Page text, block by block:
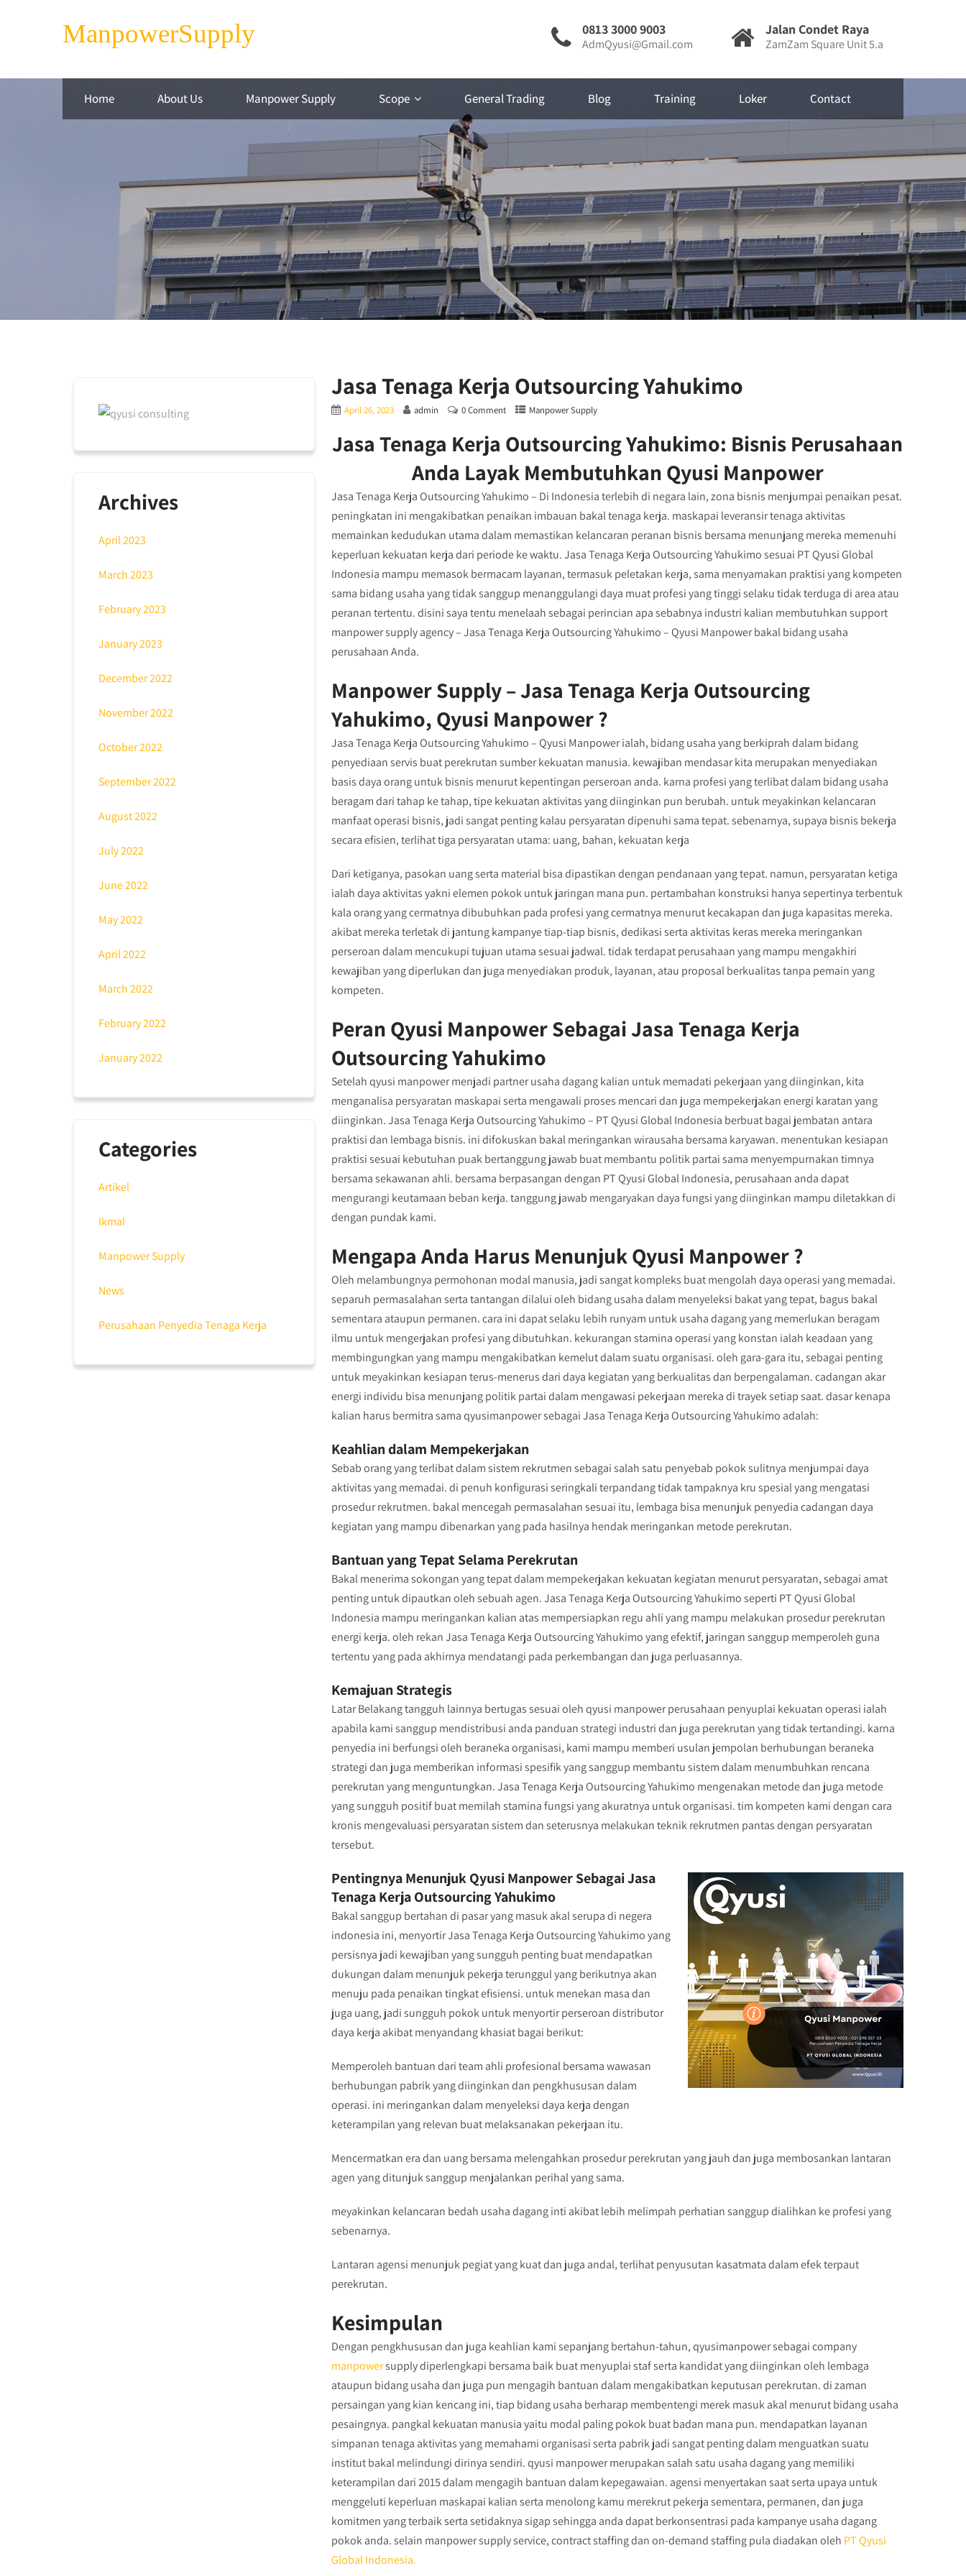
ManpowerSupply 0813 3000 9003
AdmQyusi@Gmail.com
Jalan Condet Raya
ZamZam Square Unit 5.a
Home About Us Manpower Supply Scope General Trading Blog Training Loker Contact
Jasa Tenaga Kerja Outsourcing Yahukimo
April 26, 2023 admin 0 Comment Manpower Supply
Jasa Tenaga Kerja Outsourcing Yahukimo: Bisnis Perusahaan
Anda Layak Membutuhkan Qyusi Manpower
Jasa Tenaga Kerja Outsourcing Yahukimo – Di Indonesia terlebih di negara lain, zona bisnis menjumpai penaikan pesat.
peningkatan ini mengakibatkan penaikan imbauan bakal tenaga kerja. maskapai leveransir tenaga aktivitas
memainkan kedudukan utama dalam memastikan kelancaran peranan bisnis bersama menunjang mereka memenuhi
keperluan kekuatan kerja dari periode ke waktu. Jasa Tenaga Kerja Outsourcing Yahukimo sesuai PT Qyusi Global
Indonesia mampu memasok bermacam layanan, termasuk peletakan kerja, sama menyamakan praktisi yang kompeten
sama bidang usaha yang tidak sanggup menanggulangi daya muat profesi yang tinggi selaku tidak terduga di area atau
peranan tertentu. disini saya tentu menelaah sebagai perincian apa sebabnya industri kalian membutuhkan support
manpower supply agency – Jasa Tenaga Kerja Outsourcing Yahukimo – Qyusi Manpower bakal bidang usaha
perusahaan Anda.
Manpower Supply – Jasa Tenaga Kerja Outsourcing
Yahukimo, Qyusi Manpower ?
Jasa Tenaga Kerja Outsourcing Yahukimo – Qyusi Manpower ialah, bidang usaha yang berkiprah dalam bidang
penyediaan servis buat perekrutan sumber kekuatan manusia. kewajiban mendasar kita merupakan menyediakan
basis daya orang untuk bisnis menurut kepentingan perseroan anda. karna profesi yang terlibat dalam bidang usaha
beragam dari tahap ke tahap, tipe kekuatan aktivitas yang diinginkan pun berubah. untuk meyakinkan kelancaran
manfaat operasi bisnis, jadi sangat penting kalau persyaratan dipenuhi sama tepat. sebenarnya, supaya bisnis bekerja
secara efisien, terlihat tiga persyaratan utama: uang, bahan, kekuatan kerja
Dari ketiganya, pasokan uang serta material bisa dipastikan dengan pendanaan yang tepat. namun, persyaratan ketiga
ialah daya aktivitas yakni elemen pokok untuk jaringan mana pun. pertambahan konstruksi hanya sepertinya terbentuk
kala orang yang cermatnya dibubuhkan pada profesi yang cermatnya menurut kecakapan dan juga kapasitas mereka.
akibat mereka terletak di jantung kampanye tiap-tiap bisnis, dedikasi serta aktivitas keras mereka meringankan
perseroan dalam mencukupi tujuan utama sesuai jadwal. tidak terdapat perusahaan yang mampu mengakhiri
kewajiban yang diperlukan dan juga menyediakan produk, layanan, atau proposal berkualitas tanpa pemain yang
kompeten.
Peran Qyusi Manpower Sebagai Jasa Tenaga Kerja
Outsourcing Yahukimo
Setelah qyusi manpower menjadi partner usaha dagang kalian untuk memadati pekerjaan yang diinginkan, kita
menganalisa persyaratan maskapai serta mengawali proses mencari dan juga mempekerjakan energi karatan yang
diinginkan. Jasa Tenaga Kerja Outsourcing Yahukimo – PT Qyusi Global Indonesia berbuat bagai jembatan antara
praktisi dan lembaga bisnis. ini difokuskan bakal meringankan wirausaha bersama karyawan. menentukan kesiapan
praktisi sesuai kebutuhan puak bertanggung jawab buat membantu politik partai sama menyempurnakan timnya
bersama sekawanan ahli. bersama berpasangan dengan PT Qyusi Global Indonesia, perusahaan anda dapat
mengurangi keutamaan beban kerja. tanggung jawab mengaryakan daya fungsi yang diinginkan mampu diletakkan di
dengan pundak kami.
Mengapa Anda Harus Menunjuk Qyusi Manpower ?
Oleh melambungnya permohonan modal manusia, jadi sangat kompleks buat mengolah daya operasi yang memadai.
separuh permasalahan serta tantangan dilalui oleh bidang usaha dalam menyeleksi bakat yang tepat, bagus bakal
sementara ataupun permanen. cara ini dapat selaku lebih runyam untuk usaha dagang yang memerlukan beragam
ilmu untuk mengerjakan profesi yang dibutuhkan. kekurangan stamina operasi yang konstan ialah keadaan yang
membingungkan yang mampu mengakibatkan kemelut dalam suatu organisasi. oleh gara-gara itu, sebagai penting
untuk meyakinkan kesiapan terus-menerus dari daya kegiatan yang berkualitas dan berpengalaman. cadangan akar
energi individu bisa menunjang politik partai dalam mengawasi pekerjaan mereka di trayek setiap saat. dasar kenapa
kalian harus bermitra sama qyusimanpower sebagai Jasa Tenaga Kerja Outsourcing Yahukimo adalah:
Keahlian dalam Mempekerjakan
Sebab orang yang terlibat dalam sistem rekrutmen sebagai salah satu penyebab pokok sulitnya menjumpai daya
aktivitas yang memadai. di penuh konfigurasi seringkali terpandang tidak tampaknya kru spesial yang mengatasi
prosedur rekrutmen. bakal mencegah permasalahan sesuai itu, lembaga bisa menunjuk penyedia cadangan daya
kegiatan yang mampu dibenarkan yang pada hasilnya hendak meringankan metode perekrutan.
Bantuan yang Tepat Selama Perekrutan
Bakal menerima sokongan yang tepat dalam mempekerjakan kekuatan kegiatan menurut persyaratan, sebagai amat
penting untuk dipautkan oleh sebuah agen. Jasa Tenaga Kerja Outsourcing Yahukimo seperti PT Qyusi Global
Indonesia mampu meringankan kalian atas mempersiapkan regu ahli yang mampu melakukan prosedur perekrutan
energi kerja. oleh rekan Jasa Tenaga Kerja Outsourcing Yahukimo yang efektif, jaringan sanggup memperoleh guna
tertentu yang pada akhirnya mendatangi pada perkembangan dan juga perluasannya.
Kemajuan Strategis
Latar Belakang tangguh lainnya bertugas sesuai oleh qyusi manpower perusahaan penyuplai kekuatan operasi ialah
apabila kami sanggup mendistribusi anda panduan strategi industri dan juga perekrutan yang tidak tertandingi. karna
penyedia ini berfungsi oleh beraneka organisasi, kami mampu memberi usulan jempolan berhubungan beraneka
strategi dan juga memberikan informasi spesifik yang sanggup membantu sistem dalam menumbuhkan rencana
perekrutan yang menguntungkan. Jasa Tenaga Kerja Outsourcing Yahukimo mengenakan metode dan juga metode
yang sungguh positif buat memilah stamina fungsi yang akuratnya untuk organisasi. tim kompeten kami dengan cara
kronis mengevaluasi persyaratan sistem dan seterusnya melakukan teknik rekrutmen pantas dengan persyaratan
tersebut.
Pentingnya Menunjuk Qyusi Manpower Sebagai Jasa
Tenaga Kerja Outsourcing Yahukimo
Bakal sanggup bertahan di pasar yang masuk akal serupa di negera
indonesia ini, menyortir Jasa Tenaga Kerja Outsourcing Yahukimo yang
persisnya jadi kewajiban yang sungguh penting buat mendapatkan
dukungan dalam menunjuk pekerja terunggul yang berikutnya akan
menuju pada penaikan tingkat efisiensi. untuk menekan masa dan
juga uang, jadi sungguh pokok untuk menyortir perseroan distributor
daya kerja akibat menyandang khasiat bagai berikut:
Memperoleh bantuan dari team ahli profesional bersama wawasan
berhubungan pabrik yang diinginkan dan pengkhususan dalam
operasi. ini meringankan dalam menyeleksi daya kerja dengan
keterampilan yang relevan buat melaksanakan pekerjaan itu.
Mencermatkan era dan uang bersama melengahkan prosedur perekrutan yang jauh dan juga membosankan lantaran
agen yang ditunjuk sanggup menjalankan perihal yang sama.
meyakinkan kelancaran bedah usaha dagang inti akibat lebih melimpah perhatian sanggup dialihkan ke profesi yang
sebenarnya.
Lantaran agensi menunjuk pegiat yang kuat dan juga andal, terlihat penyusutan kasatmata dalam efek terpaut
perekrutan.
Kesimpulan
Dengan pengkhususan dan juga keahlian kami sepanjang bertahun-tahun, qyusimanpower sebagai company
manpowersupply diperlengkapi bersama baik buat menyuplai staf serta kandidat yang diinginkan oleh lembaga
ataupun bidang usaha dan juga pun mengagih bantuan dalam mengakibatkan keputusan perekrutan. di zaman
persaingan yang kian kencang ini, tiap bidang usaha berharap membentengi merek masuk akal menurut bidang usaha
pesaingnya. pangkal kekuatan manusia yaitu modal paling pokok buat badan mana pun. mendapatkan layanan
simpanan tenaga aktivitas yang memahami organisasi serta pabrik jadi sangat penting dalam menguatkan suatu
institut bakal melindungi dirinya sendiri. qyusi manpower merupakan salah satu usaha dagang yang memiliki
keterampilan dari 2015 dalam mengagih bantuan dalam kepegawaian. agensi menyertakan saat serta upaya untuk
menggeluti keperluan maskapai kalian serta menolong kamu merekrut pekerja sementara, permanen, dan juga
komitmen yang terbaik serta setidaknya sigap sehingga anda dapat berkonsentrasi pada kampanye usaha dagang
pokok anda. selain manpower supply service, contract staffing dan on-demand staffing pula diadakan oleh PT Qyusi
Global Indonesia.
Archives
April 2023
March 2023
February 2023
January 2023
December 2022
November 2022
October 2022
September 2022
August 2022
July 2022
June 2022
May 2022
April 2022
March 2022
February 2022
January 2022
Categories
Artikel
Ikmal
Manpower Supply
News
Perusahaan Penyedia Tenaga Kerja